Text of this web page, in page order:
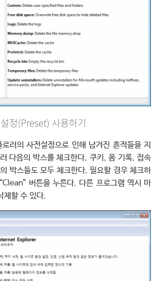
정(Preset) 사용하기
러의 사전설정으로 인해 남겨진 흔적들을 지
다음의 박스를 체크한다. 쿠키, 폼 기록, 접속
박스들도 모두 체크한다. 필요할 경우 체크하
버튼을 누른다. 다른 프로그램 역시 마
제할 수 있다.